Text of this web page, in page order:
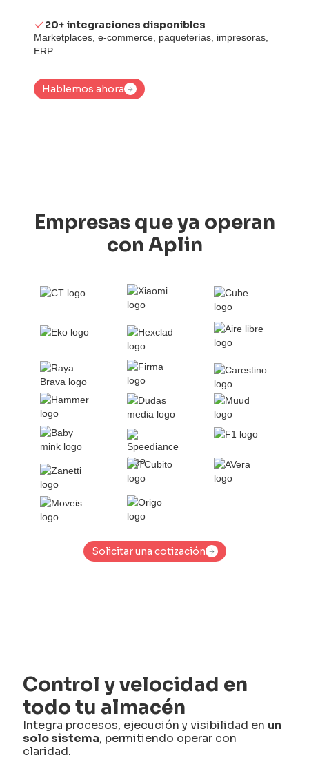
20+ integraciones disponibles
Marketplaces, e-commerce, paqueterías, impresoras,
ERP.
Hablemos ahora
Hablemos ahora
Empresas que ya operan
con Aplin
Solicitar una cotización
Solicitar una cotización
Control y velocidad en
todo tu almacén
Integra procesos, ejecución y visibilidad en un
solo sistema, permitiendo operar con
claridad.